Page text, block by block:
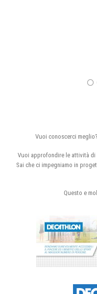
Vuoi conoscerci
Vuoi approfondire le attività di
Sai che ci impegniamo in
Questo e